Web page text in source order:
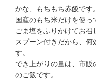
かな、もちもち赤飯です。
国産のもち米だけを使っ
ごま塩をふりかけてお召
スプーン付きだから、何
す。
でき上がりの量は、市
のご飯です。